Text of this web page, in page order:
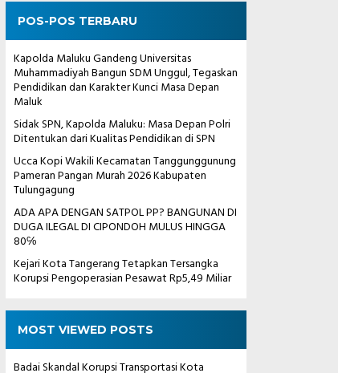
POS-POS TERBARU
Kapolda Maluku Gandeng Universitas
Muhammadiyah Bangun SDM Unggul, Tegaskan
Pendidikan dan Karakter Kunci Masa Depan
Maluk
Sidak SPN, Kapolda Maluku: Masa Depan Polri
Ditentukan dari Kualitas Pendidikan di SPN
Ucca Kopi Wakili Kecamatan Tanggunggunung
Pameran Pangan Murah 2026 Kabupaten
Tulungagung
ADA APA DENGAN SATPOL PP? BANGUNAN DI
DUGA ILEGAL DI CIPONDOH MULUS HINGGA
80℅
Kejari Kota Tangerang Tetapkan Tersangka
Korupsi Pengoperasian Pesawat Rp5,49 Miliar
MOST VIEWED POSTS
Badai Skandal Korupsi Transportasi Kota